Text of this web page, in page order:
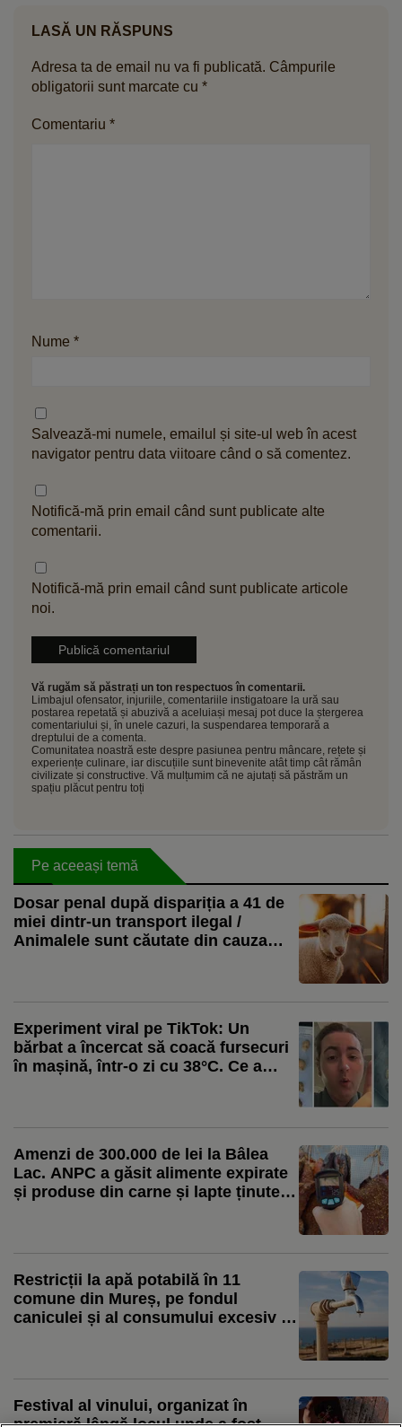
LASĂ UN RĂSPUNS
Adresa ta de email nu va fi publicată. Câmpurile
obligatorii sunt marcate cu *
Comentariu *
Nume *
Salvează-mi numele, emailul și site-ul web în acest
navigator pentru data viitoare când o să comentez.
Notifică-mă prin email când sunt publicate alte
comentarii.
Notifică-mă prin email când sunt publicate articole
noi.
Vă rugăm să păstrați un ton respectuos în comentarii.
Limbajul ofensator, injuriile, comentariile instigatoare la ură sau
postarea repetată și abuzivă a aceluiași mesaj pot duce la ștergerea
comentariului și, în unele cazuri, la suspendarea temporară a
dreptului de a comenta.
Comunitatea noastră este despre pasiunea pentru mâncare, rețete și
experiențe culinare, iar discuțiile sunt binevenite atât timp cât rămân
civilizate și constructive. Vă mulțumim că ne ajutați să păstrăm un
spațiu plăcut pentru toți
Pe aceeași temă
Dosar penal după dispariția a 41 de
miei dintr-un transport ilegal /
Animalele sunt căutate din cauza
Experiment viral pe TikTok: Un
bărbat a încercat să coacă fursecuri
în mașină, într-o zi cu 38°C. Ce a
Amenzi de 300.000 de lei la Bâlea
Lac. ANPC a găsit alimente expirate
și produse din carne și lapte ținute la
Restricții la apă potabilă în 11
comune din Mureș, pe fondul
caniculei și al consumului excesiv /
Festival al vinului, organizat în